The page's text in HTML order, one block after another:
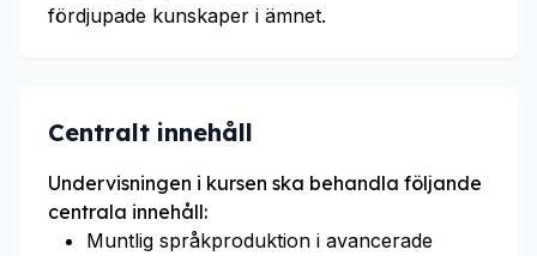
fördjupade kunskaper i ämnet.
Centralt innehåll
Undervisningen i kursen ska behandla följande
centrala innehåll:
Muntlig språkproduktion i avancerade